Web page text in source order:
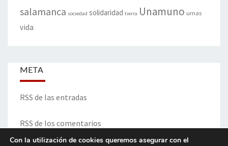
salamanca sociedad solidaridad tierra Unamuno urnas
vida
META
RSS de las entradas
RSS de los comentarios
Con la utilización de cookies queremos asegurar con el